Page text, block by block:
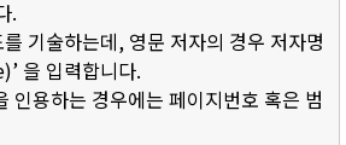
.
기술하는데, 영문 저자의 경우 저자명
을 입력합니다.
인용하는 경우에는 페이지번호 혹은 범